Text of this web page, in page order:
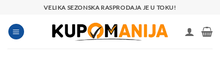
sadržaj
VELIKA SEZONSKA RASPRODAJA JE U TOKU!